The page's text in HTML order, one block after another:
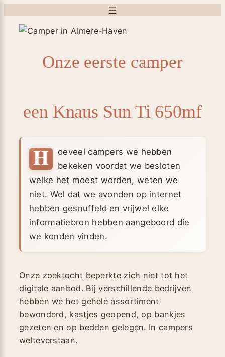
Onze eerste camper
een Knaus Sun Ti 650mf
H
oeveel campers we hebben
bekeken voordat we besloten
welke het moest worden, weten we
niet. Wel dat we avonden op internet
hebben gesnuffeld en vrijwel elke
informatiebron hebben aangeboord die
we konden vinden.
Onze zoektocht beperkte zich niet tot het
digitale aanbod. Bij verschillende bedrijven
hebben we het gehele assortiment
bewonderd, kastjes geopend, op bankjes
gezeten en op bedden gelegen. In campers
welteverstaan.